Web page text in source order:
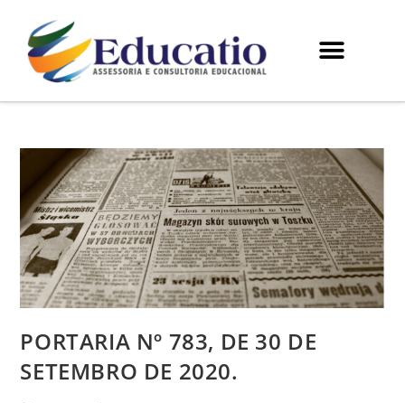
PORTARIA Nº 783, DE 30 DE
SETEMBRO DE 2020.